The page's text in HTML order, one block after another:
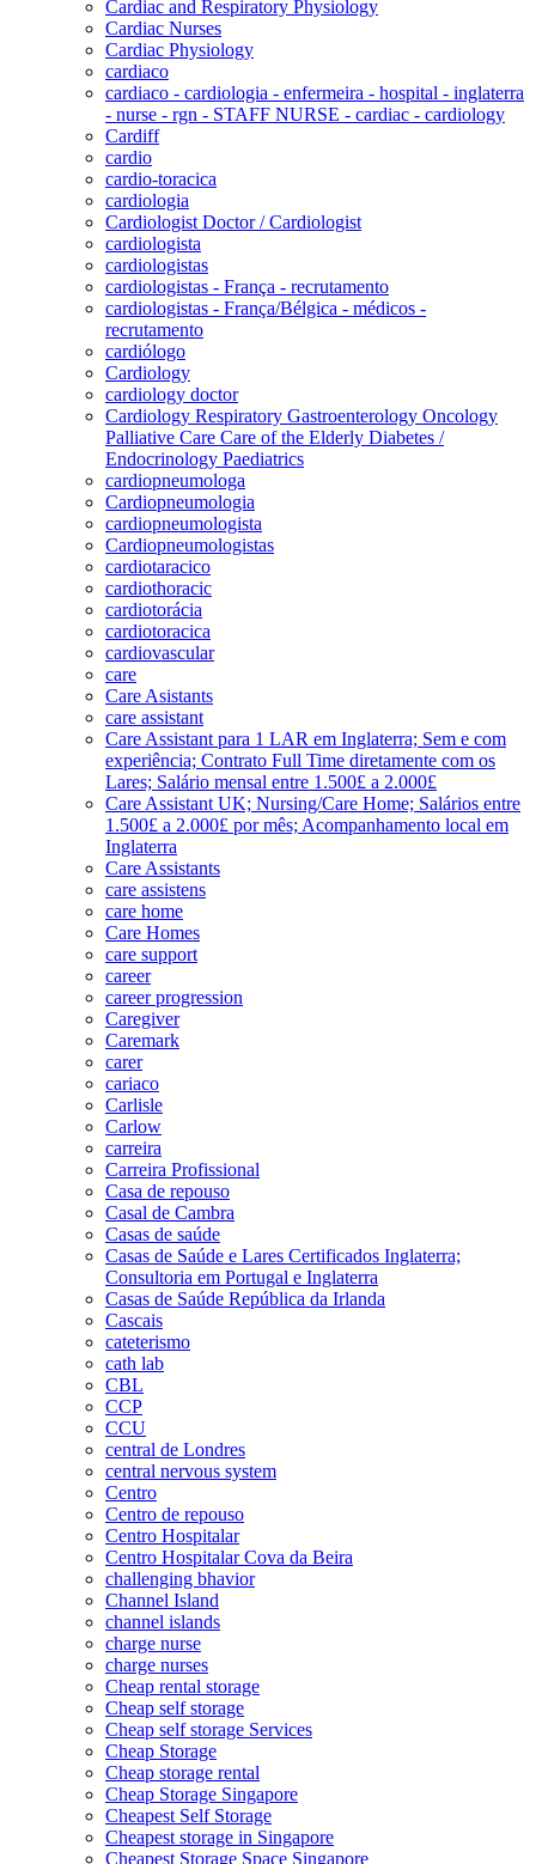
Cardiac and Respiratory Physiology
Cardiac Nurses
Cardiac Physiology
cardiaco
cardiaco - cardiologia - enfermeira - hospital - inglaterra
- nurse - rgn - STAFF NURSE - cardiac - cardiology
Cardiff
cardio
cardio-toracica
cardiologia
Cardiologist Doctor / Cardiologist
cardiologista
cardiologistas
cardiologistas - França - recrutamento
cardiologistas - França/Bélgica - médicos -
recrutamento
cardiólogo
Cardiology
cardiology doctor
Cardiology Respiratory Gastroenterology Oncology
Palliative Care Care of the Elderly Diabetes /
Endocrinology Paediatrics
cardiopneumologa
Cardiopneumologia
cardiopneumologista
Cardiopneumologistas
cardiotaracico
cardiothoracic
cardiotorácia
cardiotoracica
cardiovascular
care
Care Asistants
care assistant
Care Assistant para 1 LAR em Inglaterra; Sem e com
experiência; Contrato Full Time diretamente com os
Lares; Salário mensal entre 1.500£ a 2.000£
Care Assistant UK; Nursing/Care Home; Salários entre
1.500£ a 2.000£ por mês; Acompanhamento local em
Inglaterra
Care Assistants
care assistens
care home
Care Homes
care support
career
career progression
Caregiver
Caremark
carer
cariaco
Carlisle
Carlow
carreira
Carreira Profissional
Casa de repouso
Casal de Cambra
Casas de saúde
Casas de Saúde e Lares Certificados Inglaterra;
Consultoria em Portugal e Inglaterra
Casas de Saúde República da Irlanda
Cascais
cateterismo
cath lab
CBL
CCP
CCU
central de Londres
central nervous system
Centro
Centro de repouso
Centro Hospitalar
Centro Hospitalar Cova da Beira
challenging bhavior
Channel Island
channel islands
charge nurse
charge nurses
Cheap rental storage
Cheap self storage
Cheap self storage Services
Cheap Storage
Cheap storage rental
Cheap Storage Singapore
Cheapest Self Storage
Cheapest storage in Singapore
Cheapest Storage Space Singapore